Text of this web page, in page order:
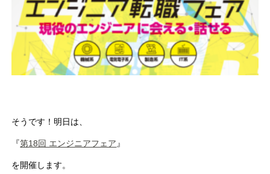
そうです！明日は、
『第18回 エンジニアフェア』
を開催します。